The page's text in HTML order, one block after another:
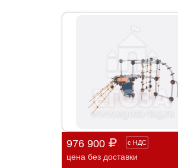
976 900 с НДС
цена без доставки